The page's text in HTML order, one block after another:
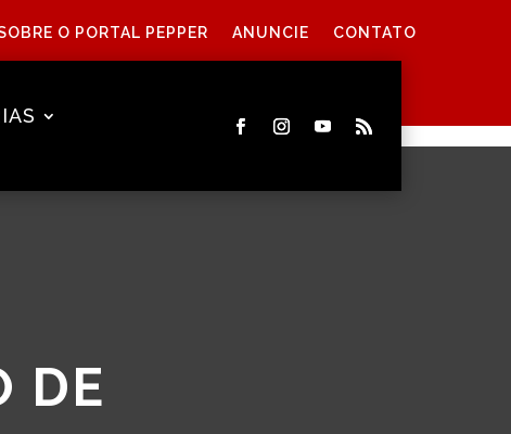
O PORTAL PEPPER ANUNCIE CONTATO
DE